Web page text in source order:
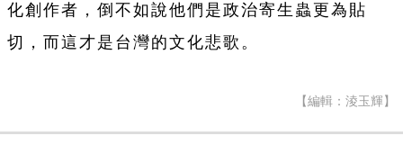
化創作者，倒不如說他們是政治寄生蟲更為貼
切，而這才是台灣的文化悲歌。
【編輯：淩玉輝】